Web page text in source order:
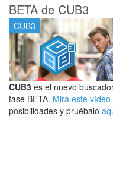
BETA de CUB3
CUB3
CUB3 es el nuevo
fase BETA. Mira este vídeo
posibilidades y pruébalo